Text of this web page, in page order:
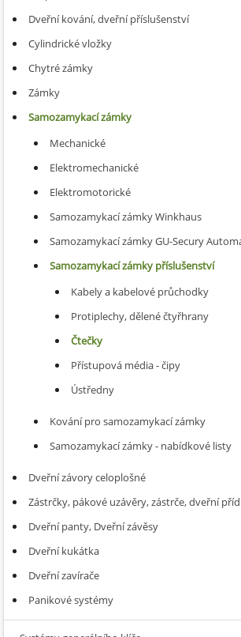
Dveřní kování, dveřní příslušenství
Cylindrické vložky
Chytré zámky
Zámky
Samozamykací zámky
Mechanické
Elektromechanické
Elektromotorické
Samozamykací zámky Winkhaus
Samozamykací zámky GU-Secury
Samozamykací zámky příslušenství
Kabely a kabelové průchodky
Protiplechy, dělené čtyřhrany
Čtečky
Přístupová média - čipy
Ústředny
Kování pro samozamykací zámky
Samozamykací zámky - nabídkové listy
Dveřní závory celoplošné
Zástrčky, pákové uzávěry, zástrče, dveřní
Dveřní panty, Dveřní závěsy
Dveřní kukátka
Dveřní zavírače
Panikové systémy